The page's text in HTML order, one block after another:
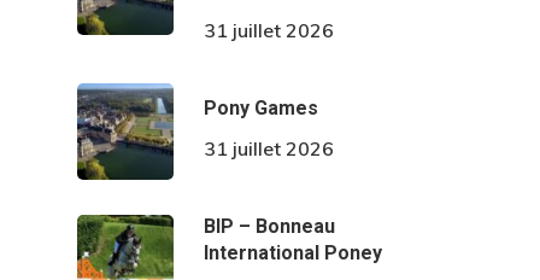
31 juillet 2026
Pony Games
31 juillet 2026
BIP – Bonneau
International Poney